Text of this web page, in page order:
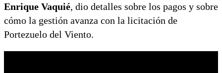
Enrique Vaquié, dio detalles sobre los pagos y sobre
cómo la gestión avanza con la licitación de
Portezuelo del Viento.